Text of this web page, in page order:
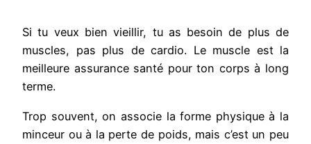
Si tu veux bien vieillir, tu as besoin de plus de
muscles, pas plus de cardio. Le muscle est la
meilleure assurance santé pour ton corps à long
terme.
Trop souvent, on associe la forme physique à la
minceur ou à la perte de poids, mais c’est un peu